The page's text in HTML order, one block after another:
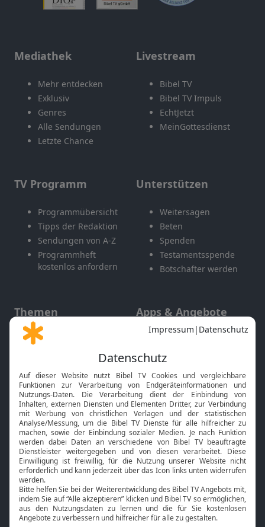
Mediathek
Mehr entdecken
Exklusiv
Genres
Alle Sendungen
Letzte Chance
Livestream
Bibel TV
Bibel TV Impuls
EchtJetzt
MeinGottesdienst
TV Programm
Programmübersicht
Tipps der Redaktion
Sendungen von A-Z
Programmheft
kostenlos anfordern
Unterstützen
Weitersagen
Beten
Spenden
Testamentsspende
Botschafter werden
Themen
Gott und Bibel erklärt
Neuigkeiten
Apps & Angebote
Mobile App
Smart TV
HbbTV
Bibelthek Online-Bibel
Nächster Gottesdienst
Bibel TV
Über uns
Jobs
Service
Kontakt
TV-Empfang